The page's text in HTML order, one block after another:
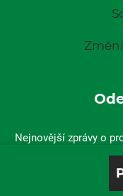
Nejnovější zprávy o